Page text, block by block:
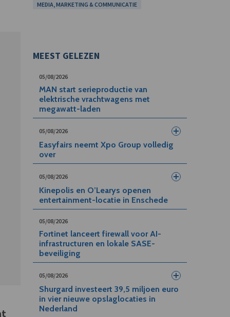
MEDIA, MARKETING & COMMUNICATIE
MEEST GELEZEN
05/08/2026
MAN start serieproductie van
elektrische vrachtwagens met
megawatt-laden
05/08/2026
Easyfairs neemt Xpo Group volledig
over
05/08/2026
Kinepolis en O’Learys openen
entertainment-locatie in Enschede
05/08/2026
Fortinet lanceert firewall voor AI-
infrastructuren en lokale SASE-
beveiliging
05/08/2026
Shurgard investeert 39,5 miljoen euro
in vier nieuwe opslaglocaties in
Nederland